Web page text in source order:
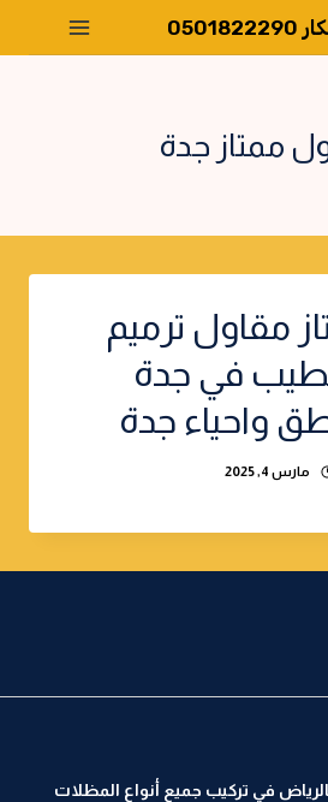
ممتاز جدة
مقاول ترميم
في جدة
واحياء جدة
مارس 4, 2025
في تركيب جميع أنواع المظلات